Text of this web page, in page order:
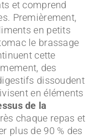
et comprend
Premièrement,
en petits
le brassage
cette
des
dissoudent
en éléments
de la
chaque repas et
plus de 90 % des